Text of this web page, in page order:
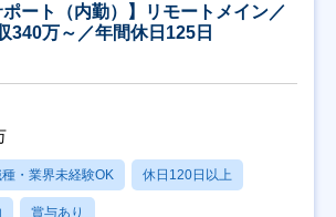
ポート（内勤）】リモートメイン／
340万～／年間休日125日
・業界未経験OK 休日120日以上
賞与あり